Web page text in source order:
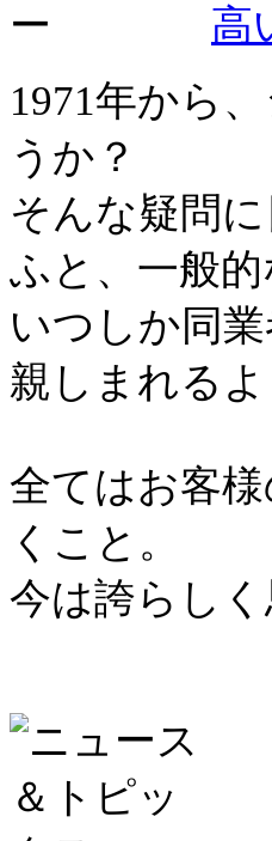
1971年から
うか？
そんな疑問
ふと、一般
いつしか同
親しまれる
全てはお客
くこと。
今は誇らし